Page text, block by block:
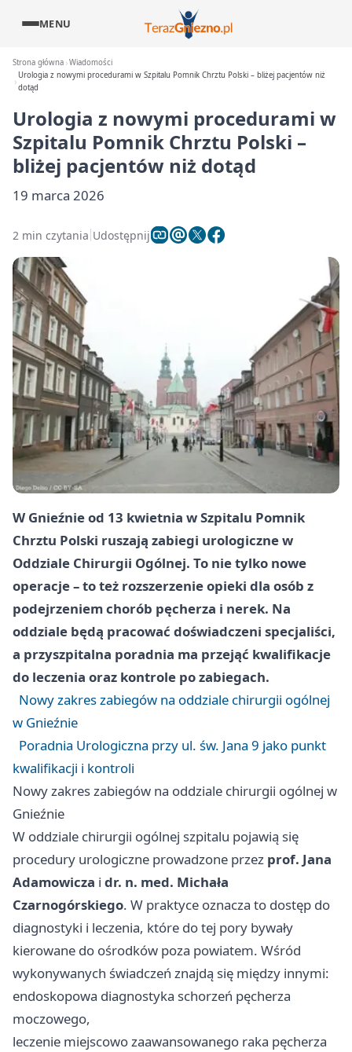
MENU
Strona główna Wiadomości
Urologia z nowymi procedurami w Szpitalu Pomnik Chrztu Polski – bliżej pacjentów niż
dotąd
Urologia z nowymi procedurami w
Szpitalu Pomnik Chrztu Polski –
bliżej pacjentów niż dotąd
19 marca 2026
2 min czytania Udostępnij
W Gnieźnieod 13 kwietnia w Szpitalu Pomnik
Chrztu Polski ruszają zabiegi urologiczne w
Oddziale Chirurgii Ogólnej. To nie tylko nowe
operacje – to też rozszerzenie opieki dla osób z
podejrzeniem chorób pęcherza i nerek. Na
oddziale będą pracować doświadczeni specjaliści,
a przyszpitalna poradnia ma przejąć kwalifikacje
do leczenia oraz kontrole po zabiegach.
Nowy zakres zabiegów na oddziale chirurgii ogólnej
w Gnieźnie
Poradnia Urologiczna przy ul. św. Jana 9 jako punkt
kwalifikacji i kontroli
Nowy zakres zabiegów na oddziale chirurgii ogólnej w
Gnieźnie
W oddziale chirurgii ogólnej szpitalu pojawią się
procedury urologiczne prowadzone przez prof. Jana
Adamowicza i dr. n. med. Michała
Czarnogórskiego. W praktyce oznacza to dostęp do
diagnostyki i leczenia, które do tej pory bywały
kierowane do ośrodków poza powiatem. Wśród
wykonywanych świadczeń znajdą się między innymi:
endoskopowa diagnostyka schorzeń pęcherza
moczowego,
leczenie miejscowo zaawansowanego raka pęcherza